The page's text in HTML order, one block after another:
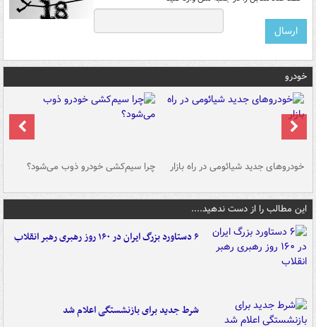
خودرو
خودروهای جدید شیائومی در راه بازار چرا سیم‌کشی خودرو ذوب می‌شود؟
این مطالب را از دست ندهید....
۶ دستاورد بزرگ ایران در ۱۶۰ روز رهبری رهبر انقلاب
شرط جدید برای بازنشستگی اعلام شد